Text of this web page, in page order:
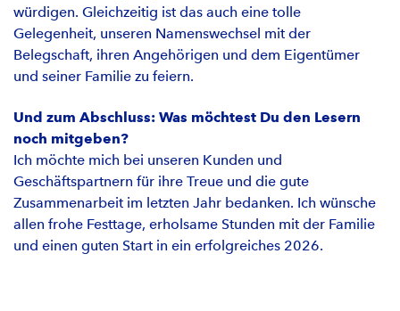
würdigen. Gleichzeitig ist das auch eine tolle
Gelegenheit, unseren Namenswechsel mit der
Belegschaft, ihren Angehörigen und dem Eigentümer
und seiner Familie zu feiern.
Und zum Abschluss: Was möchtest Du den Lesern
noch mitgeben?
Ich möchte mich bei unseren Kunden und
Geschäftspartnern für ihre Treue und die gute
Zusammenarbeit im letzten Jahr bedanken. Ich wünsche
allen frohe Festtage, erholsame Stunden mit der Familie
und einen guten Start in ein erfolgreiches 2026.